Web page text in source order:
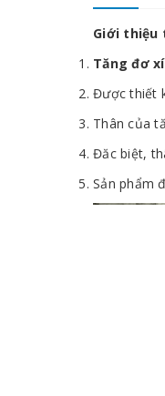
Giới thiệu
Tăng đơ
Được thiết
Thân của
Đăc biệt,
Sản phẩm